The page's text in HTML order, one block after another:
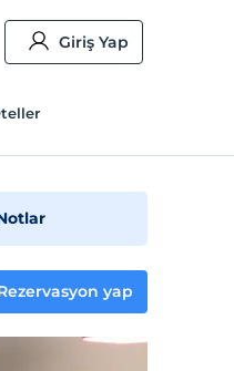
Giriş Yap
yap